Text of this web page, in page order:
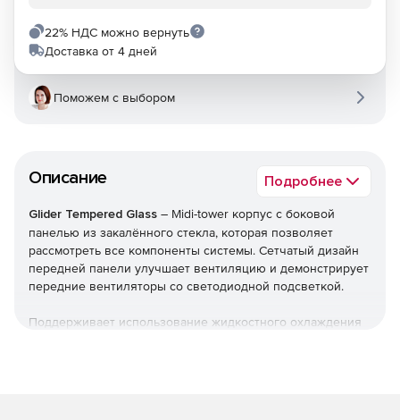
Описание Подробнее
Glider Tempered Glass – Midi-tower корпус c боковой
панелью из закалённого стекла, которая позволяет
рассмотреть все компоненты системы. Сетчатый дизайн
передней панели улучшает вентиляцию и демонстрирует
передние вентиляторы со светодиодной подсветкой.
Поддерживает использование жидкостного охлаждения
22% НДС можно вернуть
Доставка от 4 дней
Поможем с выбором